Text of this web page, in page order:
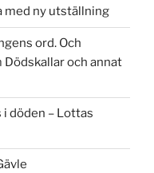
med ny utställning
ord. Och
Dödskallar och annat
i döden – Lottas